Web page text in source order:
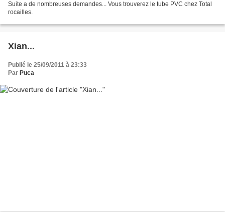
Suite a de nombreuses demandes... Vous trouverez le tube PVC chez Total
rocailles.
Xian...
Publié le 25/09/2011 à 23:33
Par Puca